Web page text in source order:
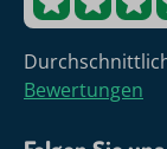
Bewertungen